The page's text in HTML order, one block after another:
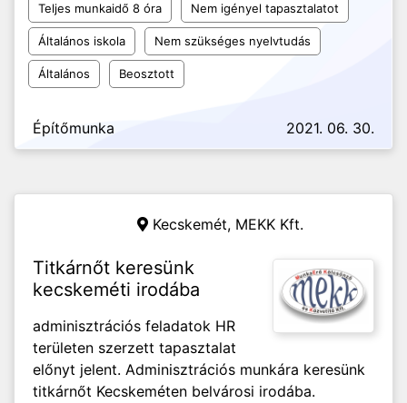
Teljes munkaidő 8 óra Nem igényel tapasztalatot
Általános iskola Nem szükséges nyelvtudás
Általános Beosztott
Építőmunka 2021. 06. 30.
Kecskemét, MEKK Kft.
Titkárnőt keresünk
kecskeméti irodába
adminisztrációs feladatok HR
területen szerzett tapasztalat
előnyt jelent. Adminisztrációs munkára keresünk
titkárnőt Kecskeméten belvárosi irodába.